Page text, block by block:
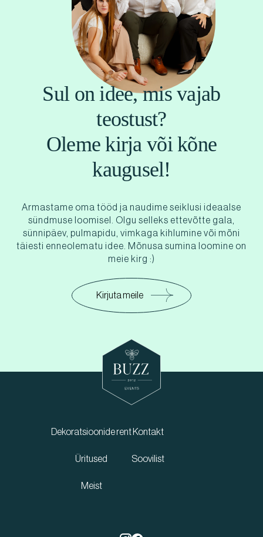
Sul on idee, mis vajab
teostust?
Oleme kirja või kõne
kaugusel!
Armastame oma tööd ja naudime seiklusi ideaalse
sündmuse loomisel. Olgu selleks ettevõtte gala,
sünnipäev, pulmapidu, vimkaga kihlumine või mõni
täiesti enneolematu idee. Mõnusa sumina loomine on
meie kirg :)
Kirjuta meile
Dekoratsioonide rent
Üritused
Meist
Kontakt
Soovilist